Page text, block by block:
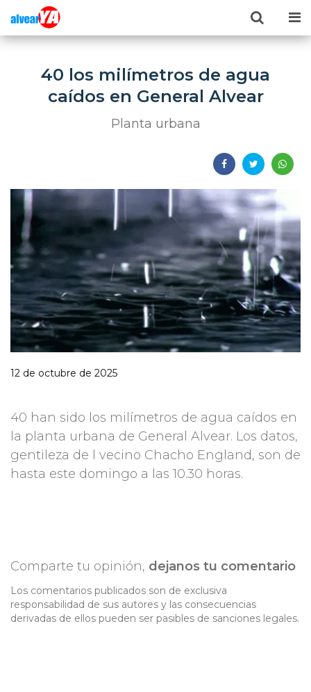
40 los milímetros de agua
caídos en General Alvear
Planta urbana
12 de octubre de 2025
40 han sido los milímetros de agua caídos en
la planta urbana de General Alvear. Los datos,
gentileza de l vecino Chacho England, son de
hasta este domingo a las 10.30 horas.
Comparte tu opinión, dejanos tu comentario
Los comentarios publicados son de exclusiva
responsabilidad de sus autores y las consecuencias
derivadas de ellos pueden ser pasibles de sanciones legales.